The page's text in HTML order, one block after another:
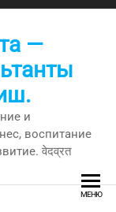
—
и
воспитание
वेदव्रत
МЕНЮ